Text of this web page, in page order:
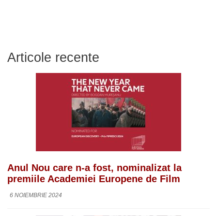
Articole recente
Anul Nou care n-a fost, nominalizat la
premiile Academiei Europene de Film
6 NOIEMBRIE 2024